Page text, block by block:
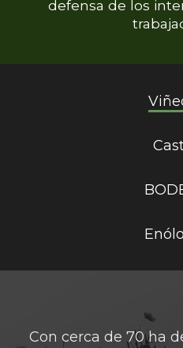
defensa de los
Con cerca de 70 ha